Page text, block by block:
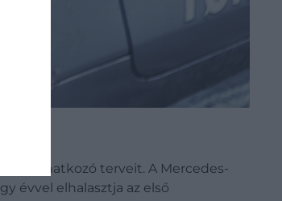
vonatkozó terveit. A Mercedes-
évvel elhalasztja az első